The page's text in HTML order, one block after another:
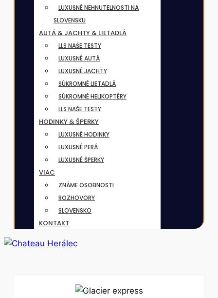
LUXUSNÉ NEHNUTELNOSTI NA
SLOVENSKU
AUTÁ & JACHTY & LIETADLÁ
LLS NAŠE TESTY
LUXUSNÉ AUTÁ
LUXUSNÉ JACHTY
SÚKROMNÉ LIETADLÁ
SÚKROMNÉ HELIKOPTÉRY
LLS NAŠE TESTY
HODINKY & ŠPERKY
LUXUSNÉ HODINKY
LUXUSNÉ PERÁ
LUXUSNÉ ŠPERKY
VIAC
ZNÁME OSOBNOSTI
ROZHOVORY
SLOVENSKO
KONTAKT